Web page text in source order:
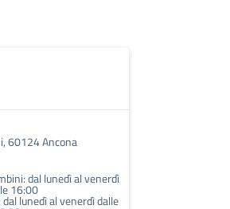
60124 Ancona
dal lunedì al venerdì
16:00
lunedì al venerdì dalle